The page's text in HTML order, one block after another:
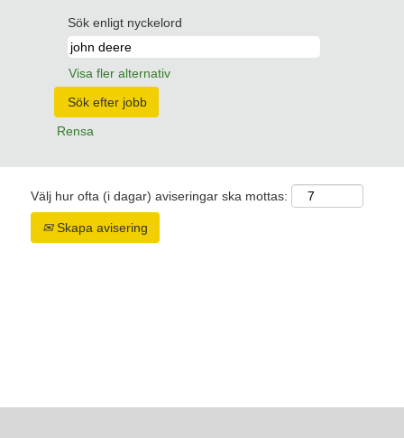
Sök enligt nyckelord
Visa fler alternativ
Rensa
Välj hur ofta (i dagar) aviseringar ska mottas:
Skapa avisering